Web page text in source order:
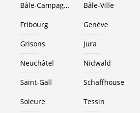
Bâle-Campagne Bâle-Ville
Fribourg Genève
Grisons Jura
Neuchâtel Nidwald
Saint-Gall Schaffhouse
Soleure Tessin